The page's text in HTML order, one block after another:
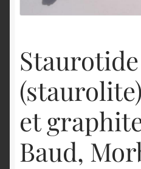
Staurotide
et
Baud,